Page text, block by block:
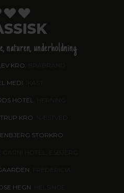
naturen, underholdning
KRO
MEDI
HOTEL
KRO
STORKRO
HEGN